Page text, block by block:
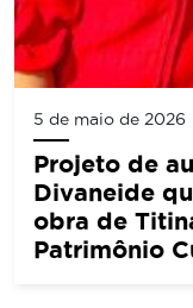
5 de maio de 2026
Projeto de
Divaneide
obra de
Patrimônio